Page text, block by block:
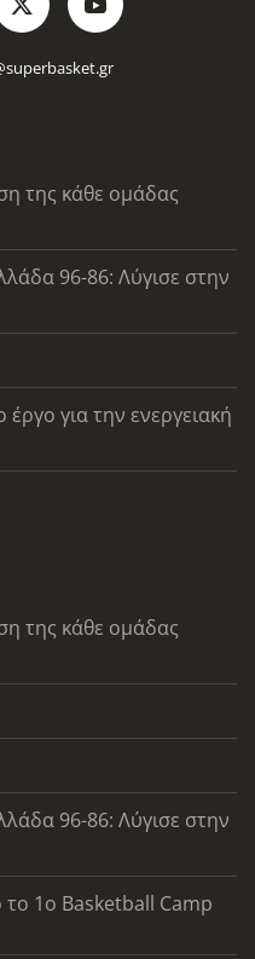
της κάθε ομάδας
96-86: Λύγισε στην
για την ενεργειακή
της κάθε ομάδας
96-86: Λύγισε στην
1ο Basketball Camp